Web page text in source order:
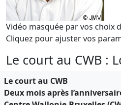
Vidéo masquée par vos choix
Cliquez pour ajuster vos
Le court au CWB :
Le court au CWB
Deux mois après